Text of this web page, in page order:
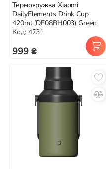
Термокружка Xiaomi
DailyElements Drink Cup
420ml (DE08BH003) Green
Код: 4731
999 ₴